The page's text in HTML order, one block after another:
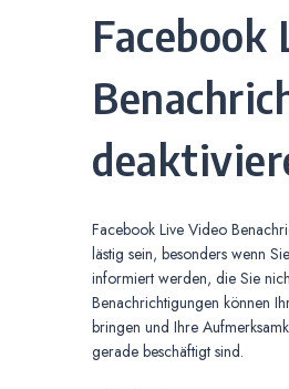
Facebook
Facebook Live Video
lästig sein, besonders wenn
informiert werden, die Sie
Benachrichtigungen können
bringen und Ihre
gerade beschäftigt sind.